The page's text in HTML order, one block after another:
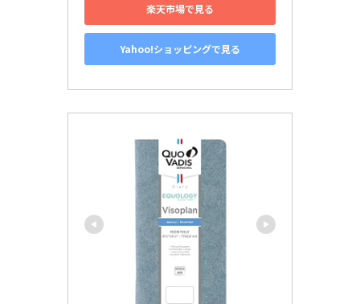
楽天市場で見る
Yahoo!ショッピングで見る